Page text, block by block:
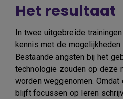
Het resultaat
In twee uitgebreide
kennis met de mogelijkheden
Bestaande angsten bij het
technologie zouden op deze
worden weggenomen.
blijft focussen op leren